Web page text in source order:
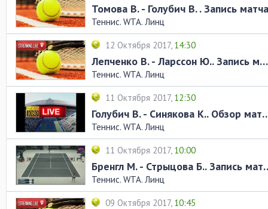
Томова В. - Голубич В. . Запись матча
Теннис. WTA. Линц
12 Октября 2017, 14:30
Лепченко В. - Ларссон Ю.. Запись матча
Теннис. WTA. Линц
11 Октября 2017, 12:30
Голубич В. -
Теннис. WTA. Линц
11 Октября 2017, 10:00
Бренгл М. -
Теннис. WTA. Линц
09 Октября 2017, 10:45